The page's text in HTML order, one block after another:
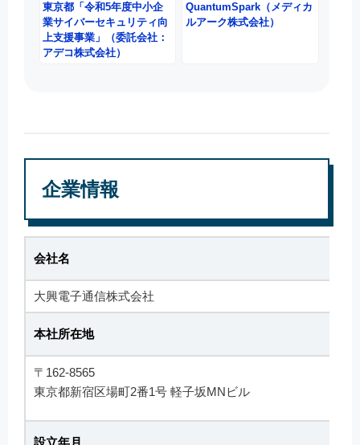
東京都「令和5年度中小企
業サイバーセキュリティ向
上支援事業」（委託会社：
アデコ株式会社）
QuantumSpark（メディカ
ルアーク株式会社）
企業情報
会社名
大興電子通信株式会社
本社所在地
〒162-8565
東京都新宿区場町2番1号 軽子坂MNビル